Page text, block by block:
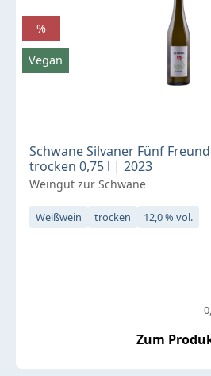
Schwane Silvaner Fünf
trocken 0,75 l | 2023
Weingut zur Schwane
Weißwein trocken 12,0 % vol.
Zum
%
Vegan